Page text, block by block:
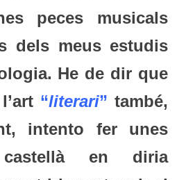
peces musicals
dels meus estudis
He de dir que
“literari” també,
intento fer unes
en diria